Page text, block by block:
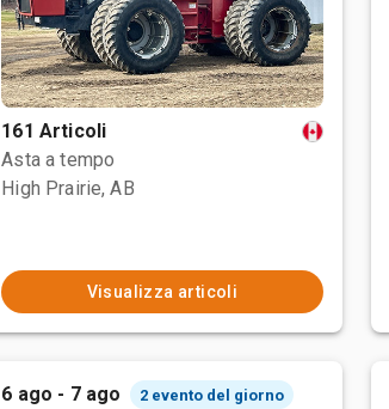
161 Articoli
Asta a tempo
High Prairie, AB
Visualizza articoli
6 ago - 7 ago 2 evento del giorno